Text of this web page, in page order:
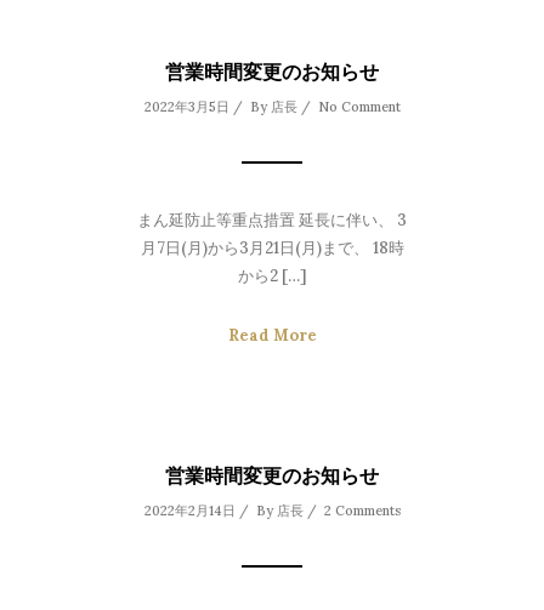
営業時間変更のお知らせ
2022年3月5日 / By 店長/ No Comment
まん延防止等重点措置 延長に伴い、 3
月7日(月)から3月21日(月)まで、 18時
から2 […]
Read More
営業時間変更のお知らせ
2022年2月14日 / By 店長/ 2 Comments